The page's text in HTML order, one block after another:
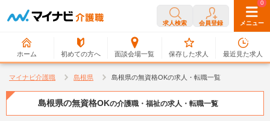
求人検索 会員登録 メニュー
ホーム 初めての方へ 面談会場一覧
0
保存した求人
0
最近見た求人
マイナビ介護職 島根県 島根県の無資格OKの求人・転職一覧
島根県の無資格OKの介護職・福祉の求人・転職一覧